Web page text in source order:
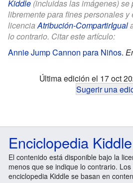
Kiddle (incluidas las imágenes) se
libremente para fines personales y
licenciaAtribución-CompartirIgual
lo contrario. Citar este artículo:
Annie Jump Cannon para Niños.
Última edición el 17 oct
Sugerir una
Enciclopedia Kiddle
El contenido está disponible bajo la
menos que se indique lo contrario.
enciclopedia Kiddle se basan en